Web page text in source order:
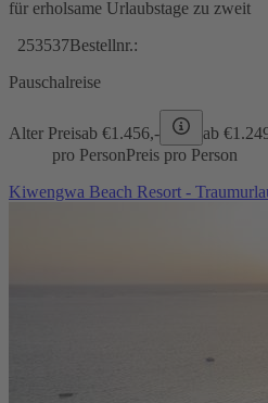
für erholsame Urlaubstage zu zweit
253537Bestellnr.:
Pauschalreise
Alter Preisab €1.456,- ab €
pro PersonPreis pro Person
Kiwengwa Beach Resort -